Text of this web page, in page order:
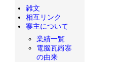
雑文
相互リンク
寨主について
業績一覧
電脳瓦崗寨
の由来